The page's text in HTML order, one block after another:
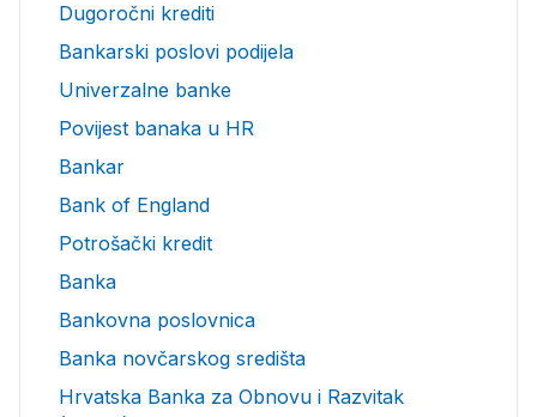
Dugoročni krediti
Bankarski poslovi podijela
Univerzalne banke
Povijest banaka u HR
Bankar
Bank of England
Potrošački kredit
Banka
Bankovna poslovnica
Banka novčarskog središta
Hrvatska Banka za Obnovu i Razvitak